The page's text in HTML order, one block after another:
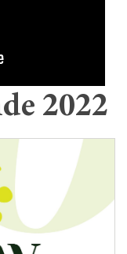
2022